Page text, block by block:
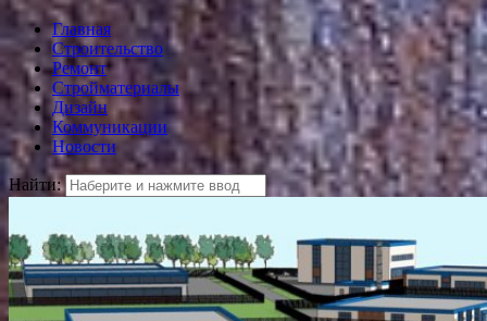
Главная
Строительство
Ремонт
Стройматериалы
Дизайн
Коммуникации
Новости
Найти: